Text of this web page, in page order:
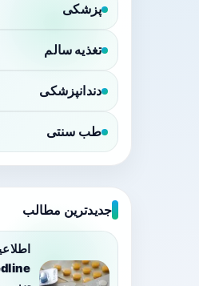
پزشکی
تغذیه سالم
دندانپزشکی
طب سنتی
جدیدترین مطالب